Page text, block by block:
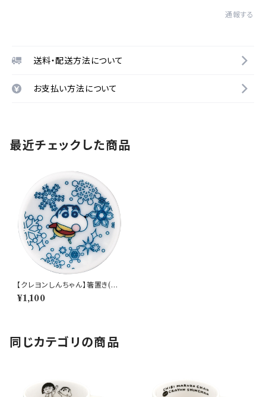
通報する
送料・配送方法について
お支払い方法について
最近チェックした商品
【クレヨンしんちゃん】箸置き(冬)
【CS10】CS14-402
¥1,100
同じカテゴリの商品